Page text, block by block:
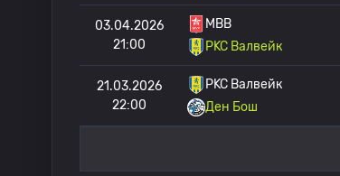
03.04.2026
21:00
МВВ
РKC Валвейк
21.03.2026
22:00
РKC Валвейк
Ден Бош